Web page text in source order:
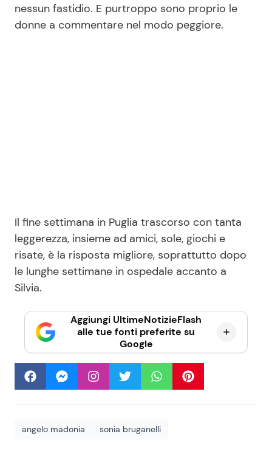
nessun fastidio. E purtroppo sono proprio le
donne a commentare nel modo peggiore.
Il fine settimana in Puglia trascorso con tanta
leggerezza, insieme ad amici, sole, giochi e
risate, è la risposta migliore, soprattutto dopo
le lunghe settimane in ospedale accanto a
Silvia.
Aggiungi UltimeNotizieFlash
alle tue fonti preferite su
Google
angelo madonia sonia bruganelli